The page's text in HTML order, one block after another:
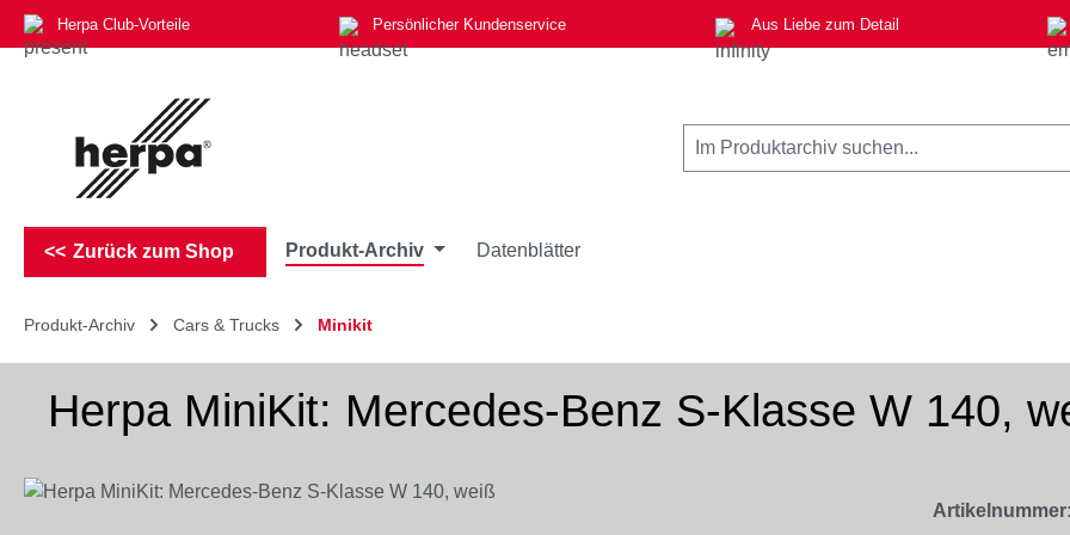
Hauptinhalt springen
Zur Suche springen
Zur Hauptnavigation springen
Herpa Club-Vorteile Persönlicher Kundenservice Aus Liebe zum Detail
Zurück zum Shop Produkt-Archiv Datenblätter
Produkt-Archiv Cars & Trucks Minikit
Herpa MiniKit: Mercedes-Benz S-Klasse W 140,
Bildergalerie überspringen